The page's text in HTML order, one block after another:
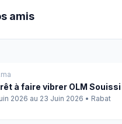
amis
à faire vibrer OLM Souissi
2026 au 23 Juin 2026 • Rabat